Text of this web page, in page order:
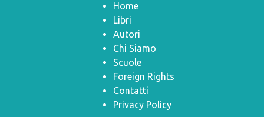
Home
Libri
Autori
Chi Siamo
Scuole
Foreign Rights
Contatti
Privacy Policy